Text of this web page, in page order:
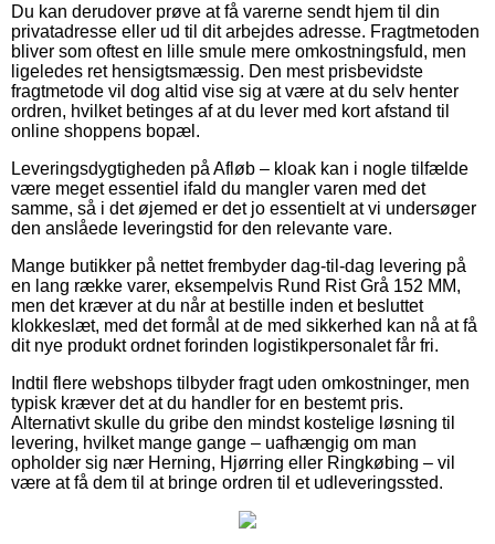
Du kan derudover prøve at få varerne sendt hjem til din
privatadresse eller ud til dit arbejdes adresse. Fragtmetoden
bliver som oftest en lille smule mere omkostningsfuld, men
ligeledes ret hensigtsmæssig. Den mest prisbevidste
fragtmetode vil dog altid vise sig at være at du selv henter
ordren, hvilket betinges af at du lever med kort afstand til
online shoppens bopæl.
Leveringsdygtigheden på Afløb – kloak kan i nogle tilfælde
være meget essentiel ifald du mangler varen med det
samme, så i det øjemed er det jo essentielt at vi undersøger
den anslåede leveringstid for den relevante vare.
Mange butikker på nettet frembyder dag-til-dag levering på
en lang række varer, eksempelvis Rund Rist Grå 152 MM,
men det kræver at du når at bestille inden et besluttet
klokkeslæt, med det formål at de med sikkerhed kan nå at få
dit nye produkt ordnet forinden logistikpersonalet får fri.
Indtil flere webshops tilbyder fragt uden omkostninger, men
typisk kræver det at du handler for en bestemt pris.
Alternativt skulle du gribe den mindst kostelige løsning til
levering, hvilket mange gange – uafhængig om man
opholder sig nær Herning, Hjørring eller Ringkøbing – vil
være at få dem til at bringe ordren til et udleveringssted.